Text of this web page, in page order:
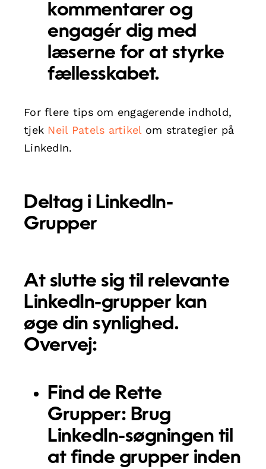
kommentarer og
engagér dig med
læserne for at styrke
fællesskabet.
For flere tips om engagerende indhold,
tjek Neil Patels artikel om strategier på
LinkedIn.
Deltag i LinkedIn-
Grupper
At slutte sig til relevante
LinkedIn-grupper kan
øge din synlighed.
Overvej:
Find de Rette
Grupper: Brug
LinkedIn-søgningen til
at finde grupper inden